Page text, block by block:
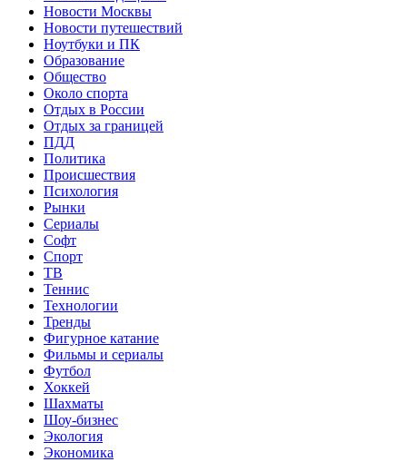
Новости Москвы
Новости путешествий
Ноутбуки и ПК
Образование
Общество
Около спорта
Отдых в России
Отдых за границей
ПДД
Политика
Происшествия
Психология
Рынки
Сериалы
Софт
Спорт
ТВ
Теннис
Технологии
Тренды
Фигурное катание
Фильмы и сериалы
Футбол
Хоккей
Шахматы
Шоу-бизнес
Экология
Экономика